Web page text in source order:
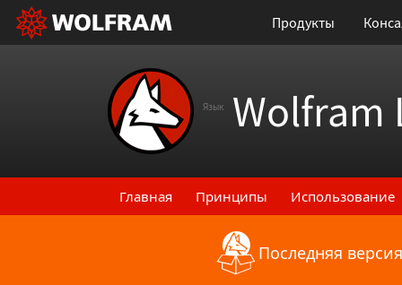
Продукты
Язык Wolfram
Главная Принципы Использование
Назад к последнимПоследняя